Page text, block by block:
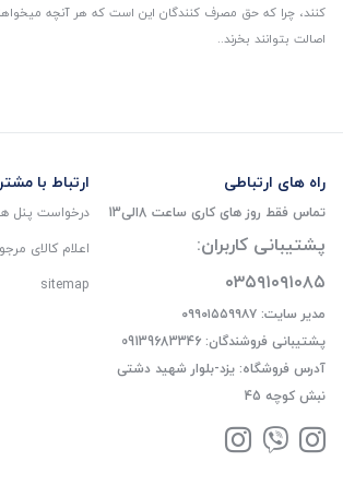
کنند، چرا که حق مصرف کنندگان این است که هر آنچه
اصالت بتوانند بخرند..
راه های ارتباطی
تماس فقط روز های کاری ساعت 8الی13
پشتیبانی کاربران:
۰۳۵۹۱۰۹۱۰۸۵
مدیر سایت: ۰۹۹۰۱۵۵۹۹۸۷
پشتیبانی فروشندگان: 09139683346
آدرس فروشگاه: یزد-بلوار شهید دشتی
نبش کوچه 45
ارتباط با
درخواست پنل
اعلام کالای
sitemap